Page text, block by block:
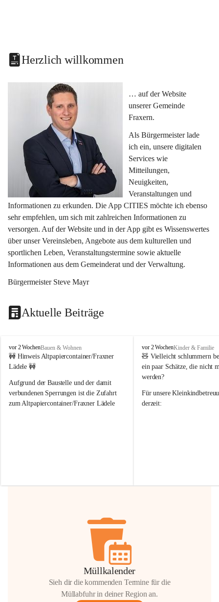
Herzlich willkommen
… auf der Website
unserer Gemeinde
Fraxern.
Als Bürgermeister lade
ich ein, unsere digitalen
Services wie
Mitteilungen,
Neuigkeiten,
Veranstaltungen und
Informationen zu erkunden. Die App CITIES möchte ich ebenso
sehr empfehlen, um sich mit zahlreichen Informationen zu
versorgen. Auf der Website und in der App gibt es Wissenswertes
über unser Vereinsleben, Angebote aus dem kulturellen und
sportlichen Leben, Veranstaltungstermine sowie aktuelle
Informationen aus dem Gemeinderat und der Verwaltung.
Bürgermeister Steve Mayr
Aktuelle Beiträge
F
r
a
e
r
n
vor 2 WochenBauen & Wohnen
🚧 Hinweis Altpapiercontainer/Fraxner
Lädele 🚧
Aufgrund der Baustelle und der damit
verbundenen Sperrungen ist die Zufahrt
zum Altpapiercontainer/Fraxner Lädele
Hilfsbereitschaft!
F
r
a
x
r
n
vor 2 WochenKinder & Familie
🧸 Vielleicht schlummern
ein paar Schätze, die nicht
werden?
Für unsere
derzeit:
Müllkalender
Sieh dir die kommenden Termine für die
Müllabfuhr in deiner Region an.